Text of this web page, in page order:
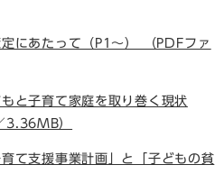
にあたって（P1～） （PDFファ
と子育て家庭を取り巻く現状
3.36MB）
て支援事業計画」と「子どもの貧